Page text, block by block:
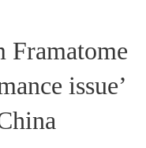
Framatome
issue’